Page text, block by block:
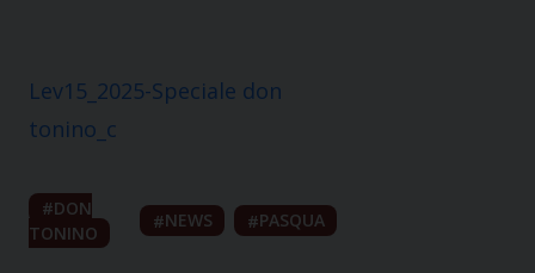
Lev15_2025-Speciale don
tonino_c
DON
TONINO
NEWS PASQUA